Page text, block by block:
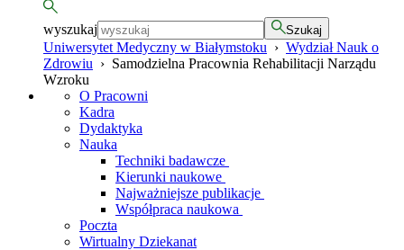
wyszukaj Szukaj
Uniwersytet Medyczny w Białymstoku › Wydział Nauk o
Zdrowiu › Samodzielna Pracownia Rehabilitacji Narządu
Wzroku
O Pracowni
Kadra
Dydaktyka
Nauka
Techniki badawcze
Kierunki naukowe
Najważniejsze publikacje
Współpraca naukowa
Poczta
Wirtualny Dziekanat